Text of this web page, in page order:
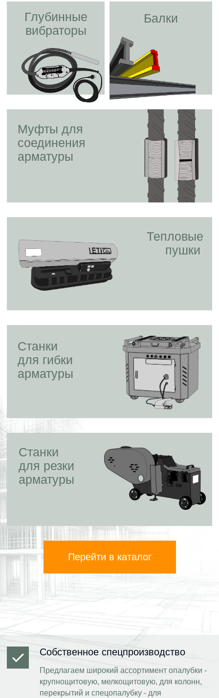
Глубинные
вибраторы
Муфты для
соединения
арматуры
Тепловые
пушки
Станки
для гибки
арматуры
Балки
Станки
для резки
арматуры
Перейти в каталог
Собственное спецпроизводство
Предлагаем широкий ассортимент опалубки -
крупнощитовую, мелкощитовую, для колонн,
перекрытий и спецопалубку - для